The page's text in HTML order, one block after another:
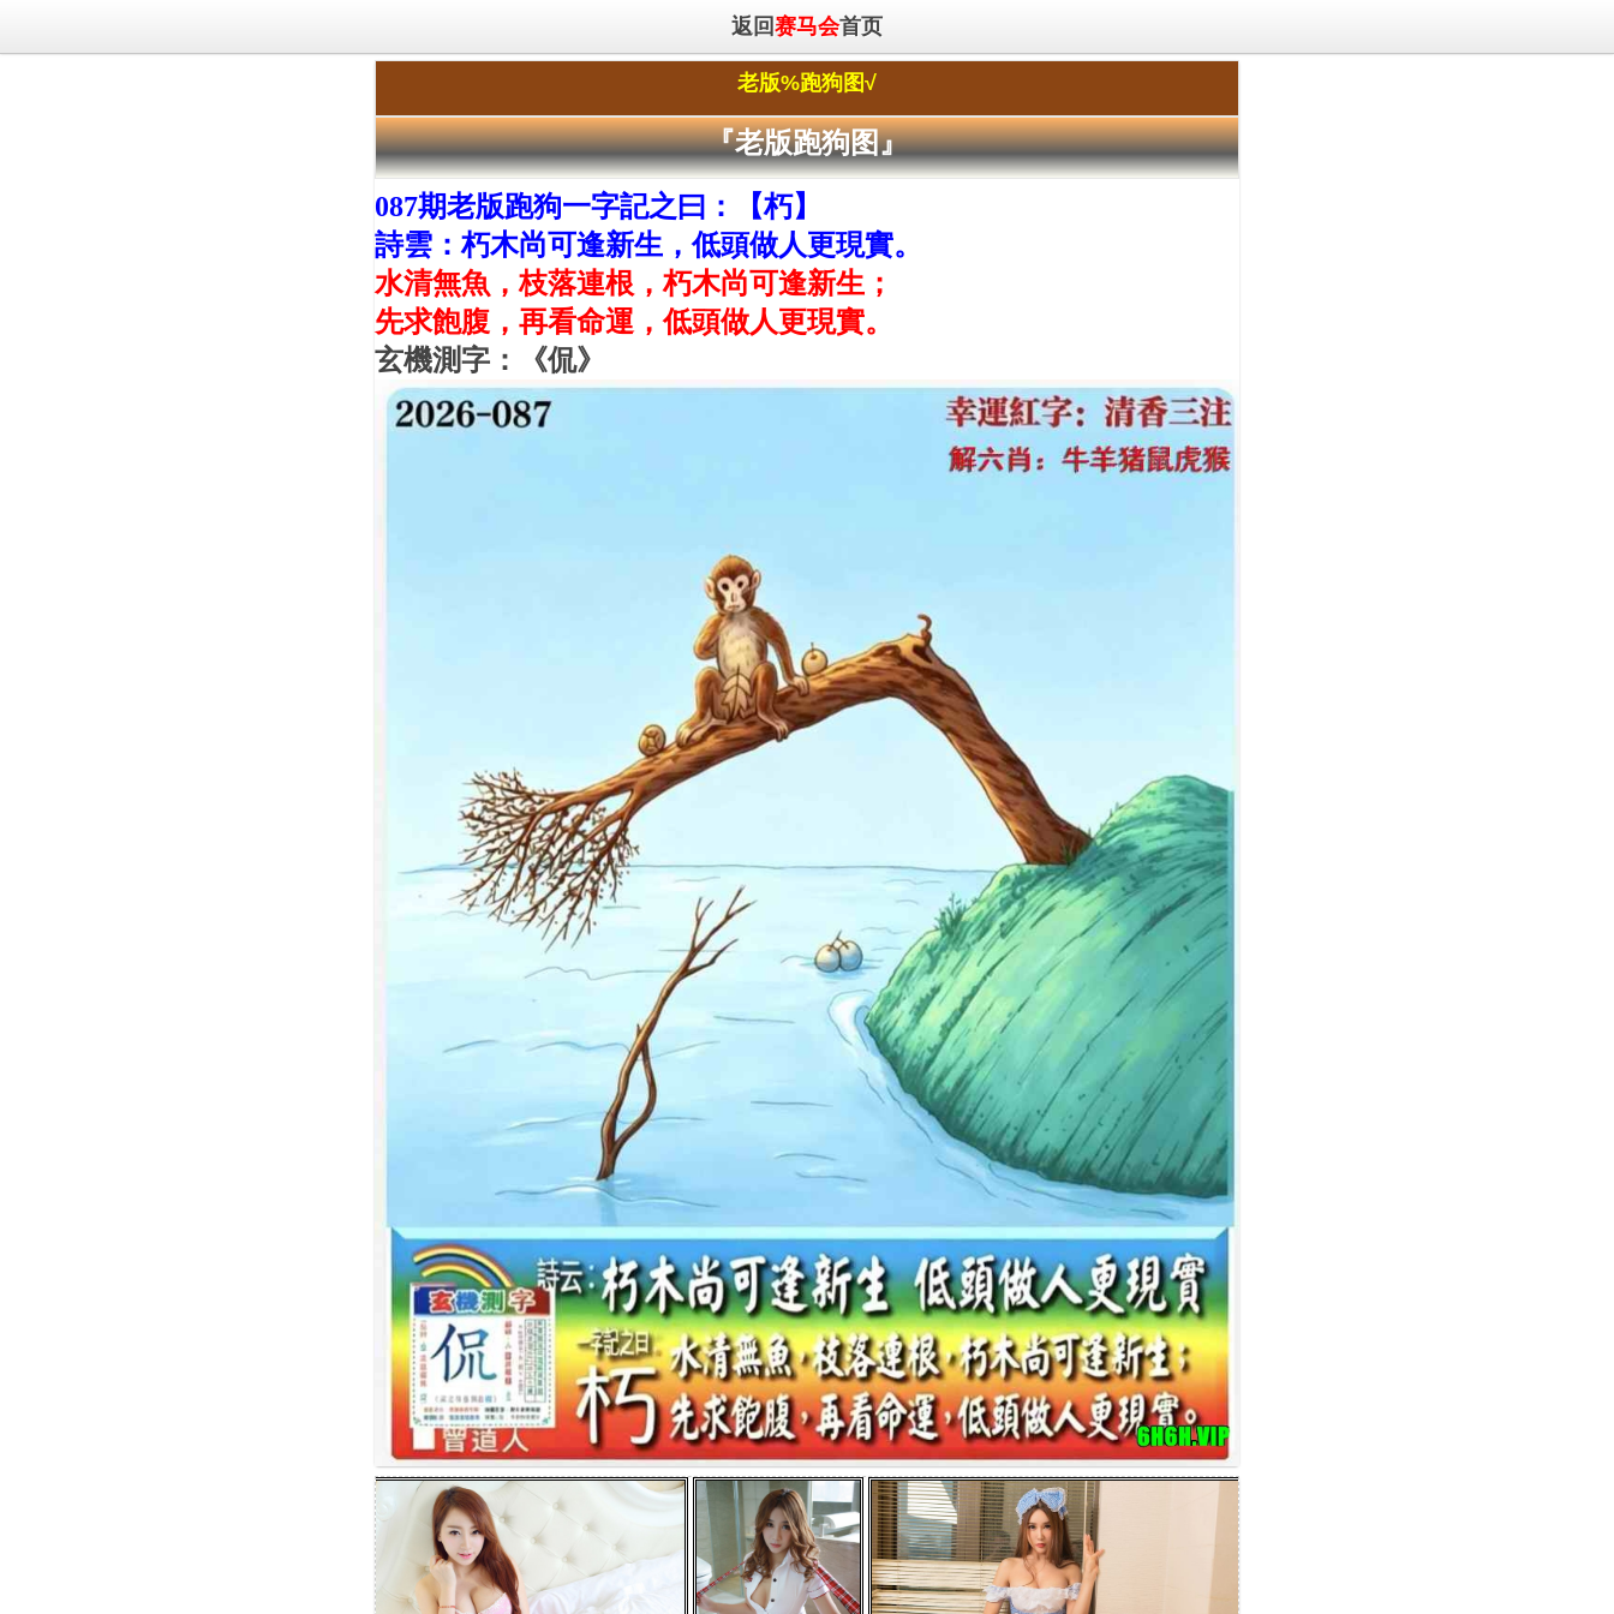
返回赛马会首页
老版%跑狗图√
『老版跑狗图』
087期老版跑狗一字記之曰：【朽】
詩雲：朽木尚可逢新生，低頭做人更現實。
水清無魚，枝落連根，朽木尚可逢新生；
先求飽腹，再看命運，低頭做人更現實。
玄機測字：《侃》